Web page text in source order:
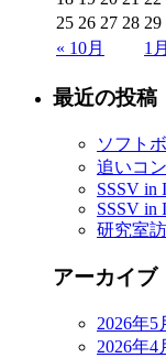
« 10月 1
25 26 27 28 29
最近の投稿
ソフト
追いコ
SSSV in
SSSV in
研究室
アーカイブ
2026年5
2026年4